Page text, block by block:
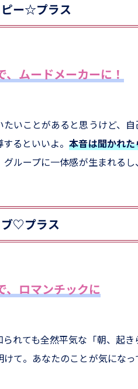
ー☆プラス
、ムードメーカーに！
たいことがあると思うけど、
るといいよ。本音は聞かれ
グループに一体感が生まれる
♡プラス
、ロマンチックに
られても全然平気な「朝、起
て。あなたのことが気にな